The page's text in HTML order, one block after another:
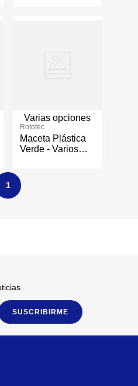
Varias opciones
Rototec
Maceta Plástica
Verde - Varios
1
SUSCRIBIRME